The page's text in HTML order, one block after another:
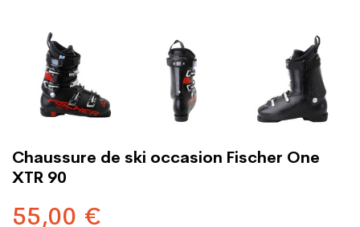
Chaussure de ski occasion Fischer One
XTR 90
55,00 €